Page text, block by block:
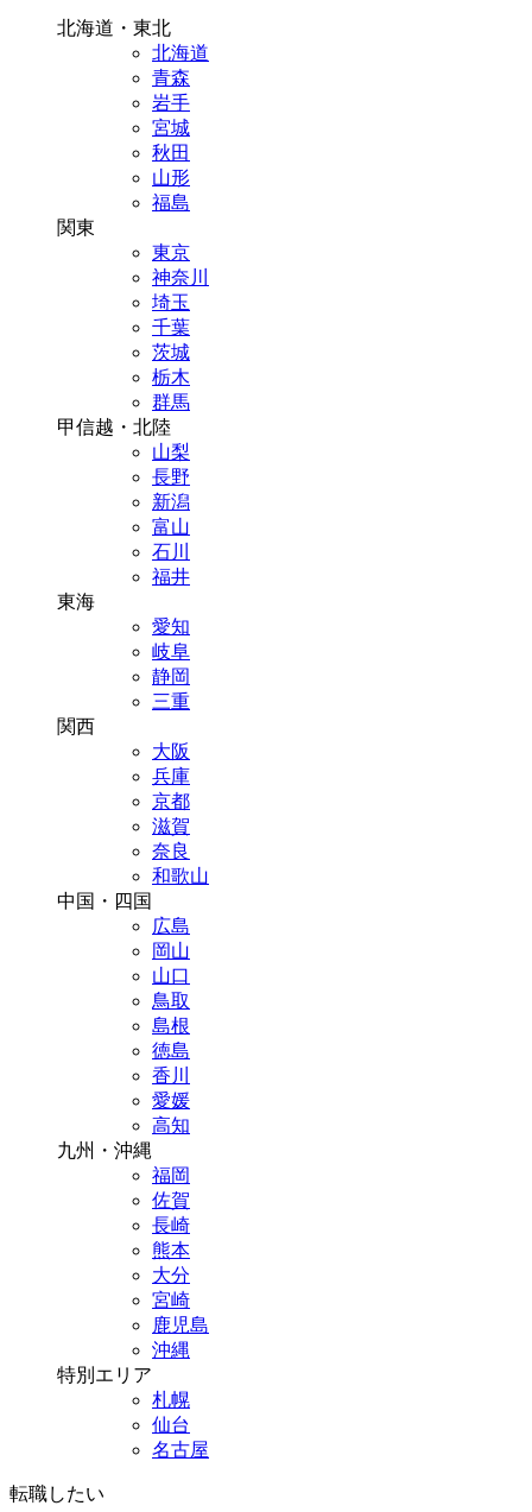
北海道・東北
北海道
青森
岩手
宮城
秋田
山形
福島
関東
東京
神奈川
埼玉
千葉
茨城
栃木
群馬
甲信越・北陸
山梨
長野
新潟
富山
石川
福井
東海
愛知
岐阜
静岡
三重
関西
大阪
兵庫
京都
滋賀
奈良
和歌山
中国・四国
広島
岡山
山口
鳥取
島根
徳島
香川
愛媛
高知
九州・沖縄
福岡
佐賀
長崎
熊本
大分
宮崎
鹿児島
沖縄
特別エリア
札幌
仙台
名古屋
転職したい